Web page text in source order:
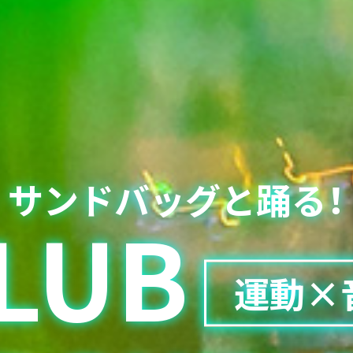
ンドバッグと踊る
運動×